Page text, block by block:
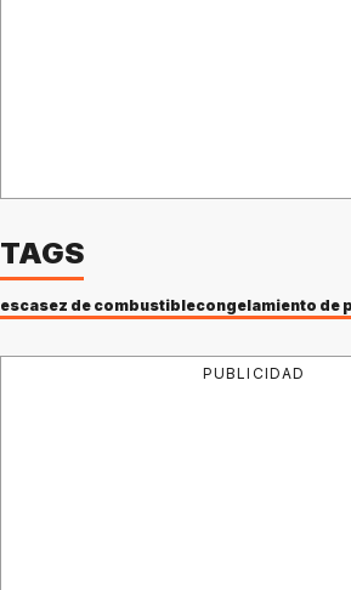
TAGS
escasez de combustiblecongelamiento de
PUBLICIDAD